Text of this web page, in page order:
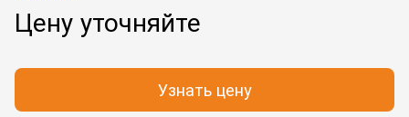
Цену уточняйте
Узнать цену